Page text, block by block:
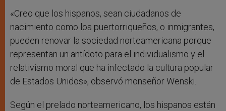
«Creo que los hispanos, sean ciudadanos de
nacimiento como los puertorriqueños, o inmigrantes,
pueden renovar la sociedad norteamericana porque
representan un antídoto para el individualismo y el
relativismo moral que ha infectado la cultura popular
de Estados Unidos», observó monseñor Wenski.
Según el prelado norteamericano, los hispanos están